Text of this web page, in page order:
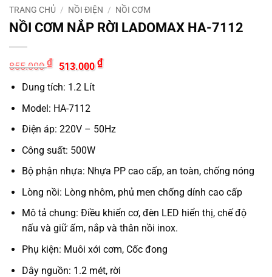
TRANG CHỦ / NỒI ĐIỆN / NỒI CƠM
NỒI CƠM NẮP RỜI LADOMAX HA-7112
855.000₫
Giá
gốc
là:
855.000 ₫.
513.000₫Giá
hiện
Dung tích: 1.2 Lít
Model: HA-7112
Điện áp: 220V – 50Hz
Công suất: 500W
Bộ phận nhựa: Nhựa PP cao cấp, an toàn, chống nóng
Lòng nồi: Lòng nhôm, phủ men chống dính cao cấp
Mô tả chung: Điều khiển cơ, đèn LED hiển thị, chế độ
nấu và giữ ấm, nắp và thân nồi inox.
Phụ kiện: Muôi xới cơm, Cốc đong
Dây nguồn: 1.2 mét, rời